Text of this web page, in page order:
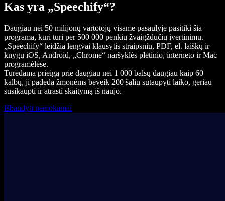
Kas yra „Speechify“?
Daugiau nei 50 milijonų vartotojų visame pasaulyje pasitiki šia
programa, kuri turi per 500 000 penkių žvaigždučių įvertinimų.
„Speechify“ leidžia lengvai klausytis straipsnių, PDF, el. laiškų ir
knygų iOS, Android, „Chrome“ naršyklės plėtinio, interneto ir Mac
programėlėse.
Turėdama prieigą prie daugiau nei 1 000 balsų daugiau kaip 60
kalbų, ji padeda žmonėms beveik 200 šalių sutaupyti laiko, geriau
susikaupti ir atrasti skaitymą iš naujo.
Išbandyti nemokamai